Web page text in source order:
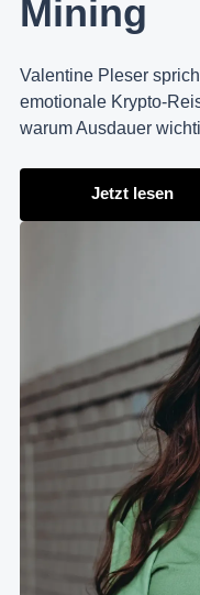
Mining
Valentine Pleser
emotionale Krypto-
warum Ausdauer
Jetzt lesen